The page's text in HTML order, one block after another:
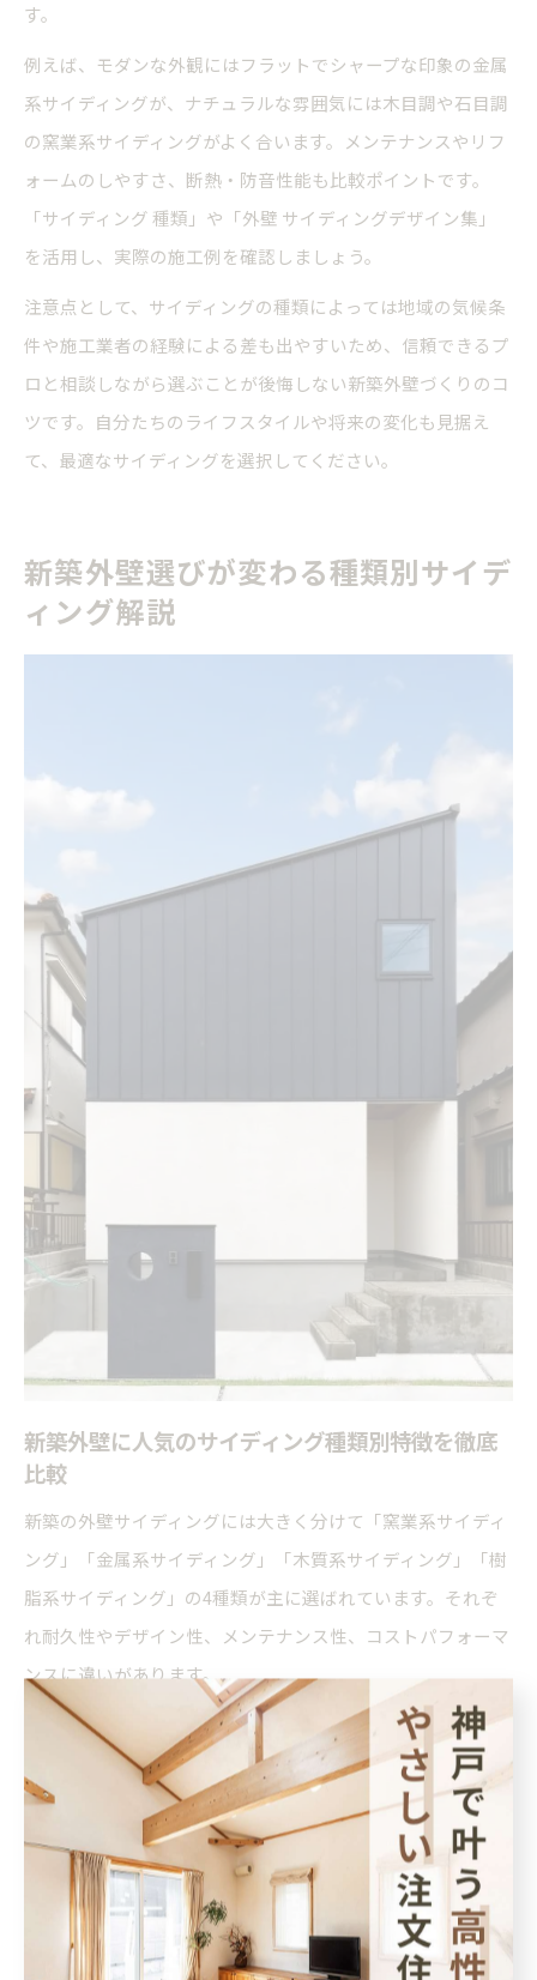
す。
例えば、モダンな外観にはフラットでシャープな印象の金属
系サイディングが、ナチュラルな雰囲気には木目調や石目調
の窯業系サイディングがよく合います。メンテナンスやリフ
ォームのしやすさ、断熱・防音性能も比較ポイントです。
「サイディング 種類」や「外壁 サイディングデザイン集」
を活用し、実際の施工例を確認しましょう。
注意点として、サイディングの種類によっては地域の気候条
件や施工業者の経験による差も出やすいため、信頼できるプ
ロと相談しながら選ぶことが後悔しない新築外壁づくりのコ
ツです。自分たちのライフスタイルや将来の変化も見据え
て、最適なサイディングを選択してください。
新築外壁選びが変わる種類別サイデ
ィング解説
新築外壁に人気のサイディング種類別特徴を徹底
比較
新築の外壁サイディングには大きく分けて「窯業系サイディ
ング」「金属系サイディング」「木質系サイディング」「樹
脂系サイディング」の4種類が主に選ばれています。それぞ
れ耐久性やデザイン性、メンテナンス性、コストパフォーマ
ンスに違いがあります。
窯業系サイディングは、新築外壁の約7割で採用されてお
り、デザインバリエーションやコスト面でのメリットが評価
されています。一方、金属系サイディングは軽量・高耐久
で、モダンな外観を求める方に人気です。木質系は自然素材
の風合いが特徴ですが、定期的なメンテナンスが必要となり
ます。樹脂系は耐久性やメンテナンス性に優れていますが、
選べるデザインが限られる傾向にあります。